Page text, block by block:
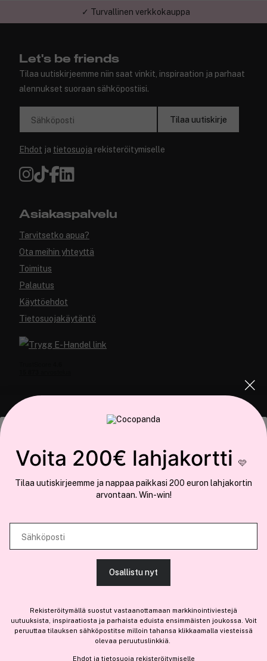
Tämä sivusto käyttää evästeitä
Käytämme evästeitä tarjoamamme sisällön ja mainosten
räätälöimiseen, sosiaalisen median ominaisuuksien tukemiseen ja
käytät sivustoamme. Kumppanimme voivat yhdistää näitä tietoja muihin
✓ Turvallinen verkkokauppa
Let's be friends
Tilaa uutiskirjeemme niin saat vinkit, inspiraation ja parhaat
alennukset suoraan sähköpostiisi.
Sähköposti Tilaa uutiskirje
Ehdot ja tietosuoja rekisteröitymiselle
Asiakaspalvelu
Tarvitsetko apua?
Ota meihin yhteyttä
Toimitus
Palautus
Käyttöehdot
Tietosuojakäytäntö
Meistä
Jos haluat henkilökohtaista neuvoa ammattitason hiustuotteista,
Voita 200€ lahjakortti 🩷
Tilaa uutiskirjeemme ja nappaa paikkasi 200 euron lahjakortin
arvontaan. Win-win!
Sähköposti
Osallistu nyt
Rekisteröitymällä suostut vastaanottamaan markkinointiviestejä
uutuuksista, inspiraatiosta ja parhaista eduista ensimmäisten joukossa. Voit
peruuttaa tilauksen sähköpostitse milloin tahansa klikkaamalla viesteissä
olevaa peruutuslinkkiä.
Ehdotja tietosuoja rekisteröitymiselle